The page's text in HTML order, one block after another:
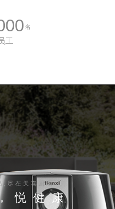
名
工
,尽在天喜厨电
悦健康